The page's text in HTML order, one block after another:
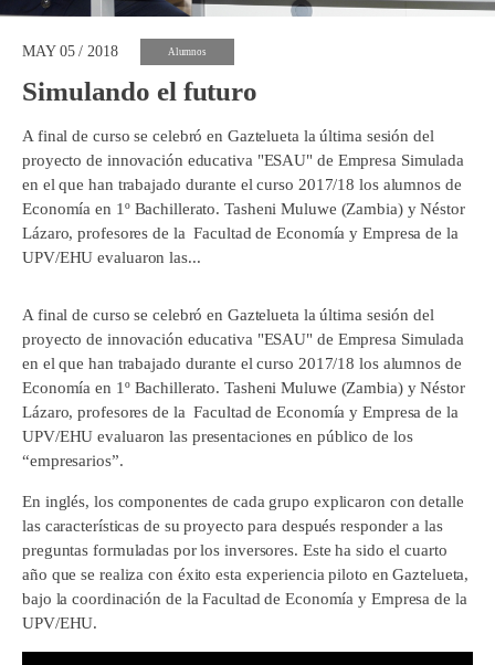
MAY 05 / 2018 Alumnos
Simulando el futuro
A final de curso se celebró en Gaztelueta la última sesión del
proyecto de innovación educativa "ESAU" de Empresa Simulada
en el que han trabajado durante el curso 2017/18 los alumnos de
Economía en 1º Bachillerato. Tasheni Muluwe (Zambia) y Néstor
Lázaro, profesores de la Facultad de Economía y Empresa de la
UPV/EHU evaluaron las...
A final de curso se celebró en Gaztelueta la última sesión del
proyecto de innovación educativa "ESAU" de Empresa Simulada
en el que han trabajado durante el curso 2017/18 los alumnos de
Economía en 1º Bachillerato. Tasheni Muluwe (Zambia) y Néstor
Lázaro, profesores de la Facultad de Economía y Empresa de la
UPV/EHU evaluaron las presentaciones en público de los
“empresarios”.
En inglés, los componentes de cada grupo explicaron con detalle
las características de su proyecto para después responder a las
preguntas formuladas por los inversores. Este ha sido el cuarto
año que se realiza con éxito esta experiencia piloto en Gaztelueta,
bajo la coordinación de la Facultad de Economía y Empresa de la
UPV/EHU.